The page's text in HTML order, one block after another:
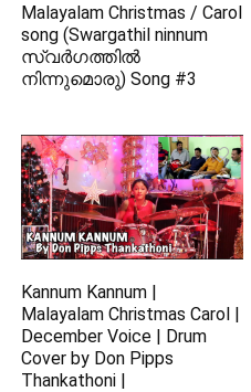
Malayalam Christmas / Carol
song (Swargathil ninnum
സ്വർഗത്തിൽ
നിന്നുമൊരു) Song #3
Kannum Kannum |
Malayalam Christmas Carol |
December Voice | Drum
Cover by Don Pipps
Thankathoni |